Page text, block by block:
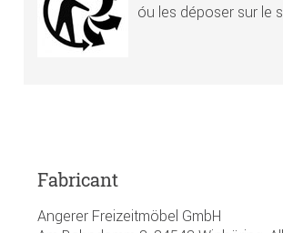
óu les déposer sur le
Fabricant
Angerer Freizeitmöbel GmbH